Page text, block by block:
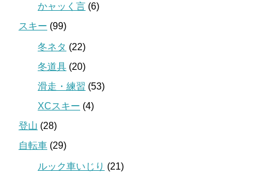
かャッく言 (6)
スキー (99)
冬ネタ (22)
冬道具 (20)
滑走・練習 (53)
XCスキー (4)
登山 (28)
自転車 (29)
ルック車いじり (21)